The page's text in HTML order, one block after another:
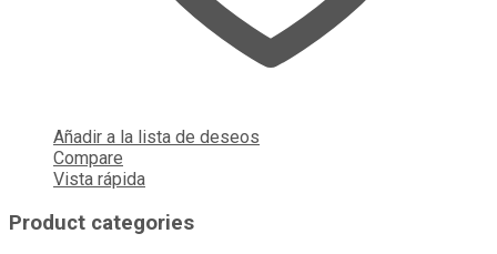
Añadir a la lista de deseos
Compare
Vista rápida
Product categories